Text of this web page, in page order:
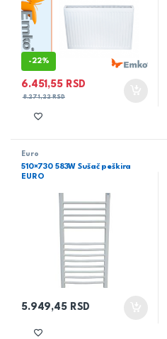
-22%
6.451,55 RSD
8.271,22RSD
Euro
510×730 583W Sušač peškira
EURO
5.949,45 RSD